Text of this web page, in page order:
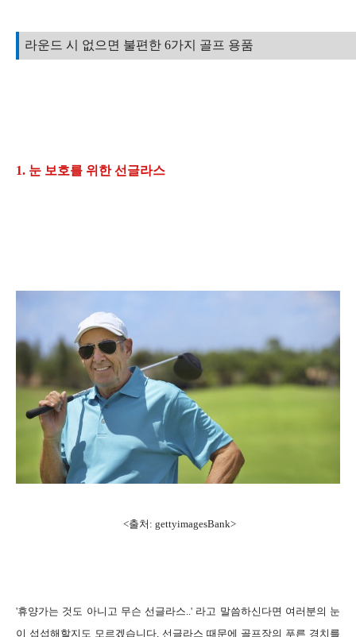
라운드 시 없으면 불편한 6가지 골프 용품
1. 눈 보호를 위한 선글라스
<출처: gettyimagesBank>
'휴양가는 것도 아니고 무슨 선글라스..' 라고 말씀하신다면 여러분의 눈
이 섭섭해할지도 모르겠습니다. 선글라스 때문에 골프장의 푸른 경치를